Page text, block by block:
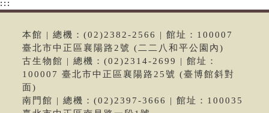
:::
本館 | 總機：(02)2382-2566 | 館址：100007
臺北市中正區襄陽路2號 (二二八和平公園內)
古生物館 | 總機：(02)2314-2699 | 館址：
100007 臺北市中正區襄陽路25號 (臺博館斜對
面)
南門館 | 總機：(02)2397-3666 | 館址：100035